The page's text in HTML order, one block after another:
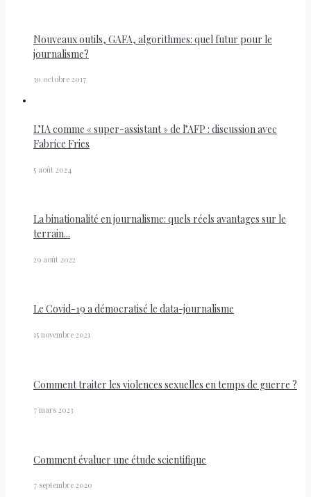
Nouveaux outils, GAFA, algorithmes: quel futur pour le
journalisme?
30 octobre 2017
L’IA comme « super-assistant » de l’AFP : discussion avec
Fabrice Fries
5 août 2024
La binationalité en journalisme: quels réels avantages sur le
terrain...
29 août 2022
Le Covid-19 a démocratisé le data-journalisme
15 novembre 2021
Comment traiter les violences sexuelles en temps de guerre ?
7 mars 2023
Comment évaluer une étude scientifique
7 septembre 2020